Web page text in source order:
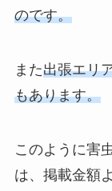
のです。
また出張エリ
もあります。
このように害
は、掲載金額